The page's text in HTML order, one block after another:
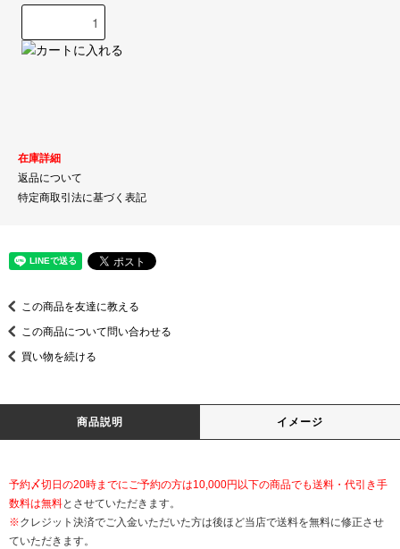
在庫詳細
返品について
特定商取引法に基づく表記
この商品を友達に教える
この商品について問い合わせる
買い物を続ける
商品説明 イメージ
予約〆切日の20時までにご予約の方は10,000円以下の商品でも送料・代引き手
数料は無料とさせていただきます。
※クレジット決済でご入金いただいた方は後ほど当店で送料を無料に修正させ
ていただきます。